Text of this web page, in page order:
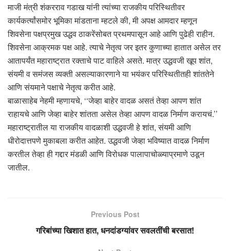
माजी मंत्री शंकरराव गडाख यांनी त्यांच्या राजकीय परिस्थितीवर
कार्यकर्त्यांसमोर भूमिका मांडताना म्हटले की, मी अपक्ष आमदार म्हणून
शिवसेना पक्षप्रमुख उद्धव ठाकरेंसोबत प्रथमपासून आहे आणि पुढेही राहीन.
शिवसेना आक्रमक पक्ष आहे. त्याचे नेतृत्व जर इतर कुणाच्या हातात असेल तर
आतापर्यंत महाराष्ट्रात रक्ताचे पाट वाहिले असते. मात्र उद्धवजी खूप शांत,
संयमी व समंजस व्यक्ती असल्याकारणाने या भयंकर परिस्थितीतही शांततेने
आणि संयमाने पक्षाचे नेतृत्व करीत आहे.
बाळासाहेब नेहमी म्हणायचे, ‘‘जेव्हा बाहेर वादळ असतं तेव्हा आपण शांत
राहायचे आणि जेव्हा बाहेर शांतता असेल तेव्हा आपण वादळ निर्माण करायचं.’’
महाराष्ट्रातील या राजकीय वादळाशी उद्धवजी हे शांत, संयमी आणि
धीरोदात्तपणे मुकाबला करीत आहेत. उद्धवजी जेव्हा भविष्यात वादळ निर्माण
करतील तेव्हा ही गद्दार मंडळी आणि विरोधक पालापाचोळ्याप्रमाणे उडून
जातील.
Previous Post
गरिबांच्या खिशात हात, धनदांडग्यांवर सवलतींची बरसात!